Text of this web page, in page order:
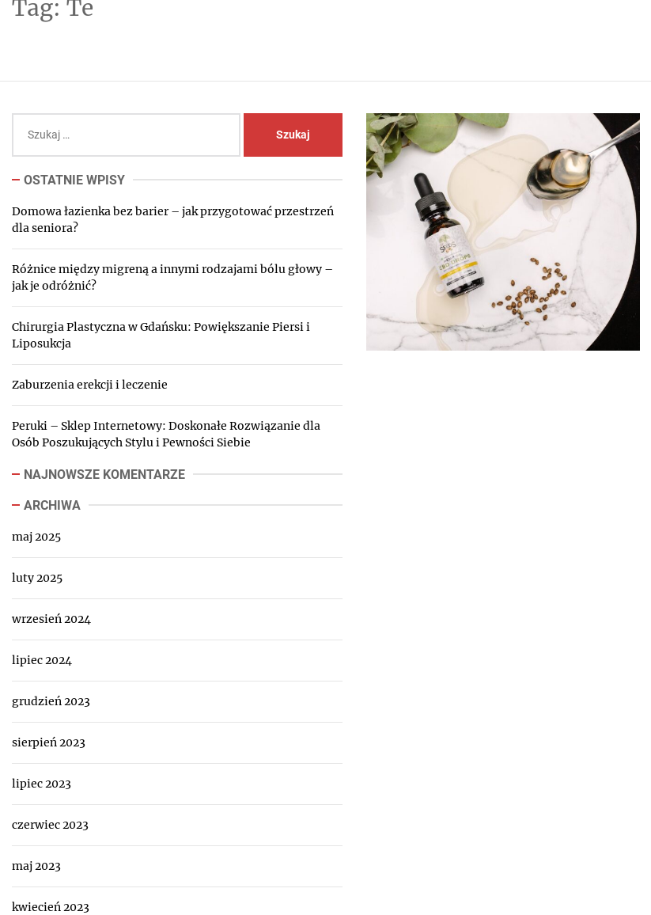
Tag: Te
OSTATNIE WPISY
Domowa łazienka bez barier – jak przygotować przestrzeń
dla seniora?
Różnice między migreną a innymi rodzajami bólu głowy –
jak je odróżnić?
Chirurgia Plastyczna w Gdańsku: Powiększanie Piersi i
Liposukcja
Zaburzenia erekcji i leczenie
Peruki – Sklep Internetowy: Doskonałe Rozwiązanie dla
Osób Poszukujących Stylu i Pewności Siebie
NAJNOWSZE KOMENTARZE
ARCHIWA
maj 2025
luty 2025
wrzesień 2024
lipiec 2024
grudzień 2023
sierpień 2023
lipiec 2023
czerwiec 2023
maj 2023
kwiecień 2023